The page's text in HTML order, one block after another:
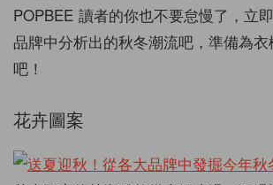
POPBEE 讀者的你也不要怠慢了，立
品牌中分析出的秋冬潮流吧，準備為
吧！
花卉圖案